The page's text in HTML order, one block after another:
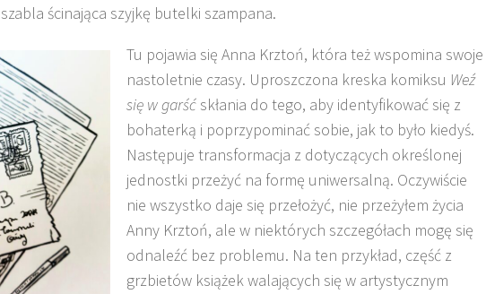
ścinająca szyjkę butelki szampana.
Tu pojawia się Anna Krztoń, która też wspomina swoje
nastoletnie czasy. Uproszczona kreska komiksu Weź
się w garść skłania do tego, aby identyfikować się z
bohaterką i poprzypominać sobie, jak to było kiedyś.
Następuje transformacja z dotyczących określonej
jednostki przeżyć na formę uniwersalną. Oczywiście
nie wszystko daje się przełożyć, nie przeżyłem życia
Anny Krztoń, ale w niektórych szczegółach mogę się
odnaleźć bez problemu. Na ten przykład, część z
grzbietów książek walających się w artystycznym